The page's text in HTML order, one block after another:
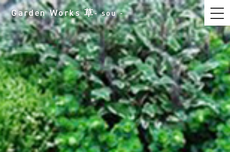
Garden Works草- sou -
t
o
g
g
l
e
n
a
v
i
g
a
t
i
o
n